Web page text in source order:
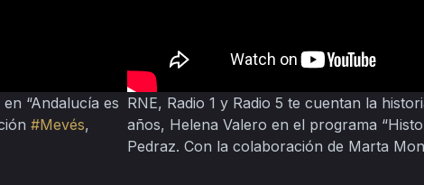
“Andalucía es
#Mevés,
RNE, Radio 1 y Radio 5 te cuentan la
años, Helena Valero en el programa
Pedraz. Con la colaboración de Marta